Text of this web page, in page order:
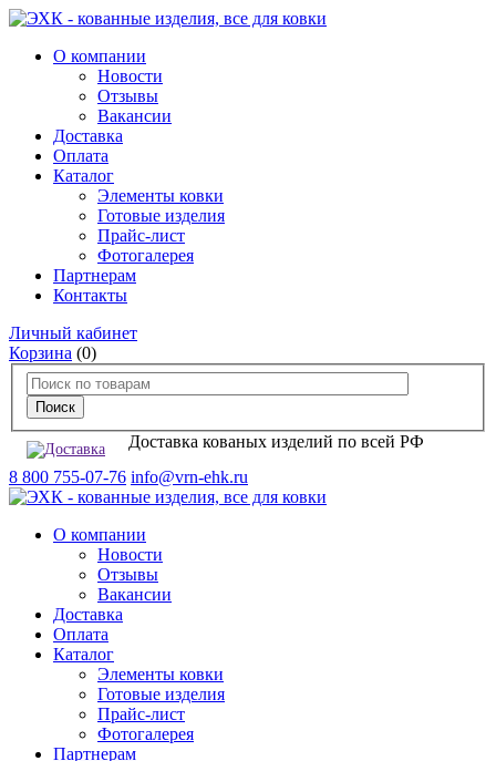
О компании
Новости
Отзывы
Вакансии
Доставка
Оплата
Каталог
Элементы ковки
Готовые изделия
Прайс-лист
Фотогалерея
Партнерам
Контакты
Личный кабинет
Корзина (0)
Доставка кованых изделий по всей РФ
8 800 755-07-76 info@vrn-ehk.ru
О компании
Новости
Отзывы
Вакансии
Доставка
Оплата
Каталог
Элементы ковки
Готовые изделия
Прайс-лист
Фотогалерея
Партнерам